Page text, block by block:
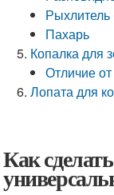
Рыхлитель
Пахарь
Копалка для
Отличие
Лопата для
Как